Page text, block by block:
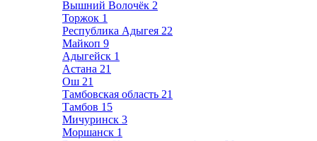
Вышний Волочёк 2
Торжок 1
Республика Адыгея 22
Майкоп 9
Адыгейск 1
Астана 21
Ош 21
Тамбовская область 21
Тамбов 15
Мичуринск 3
Моршанск 1